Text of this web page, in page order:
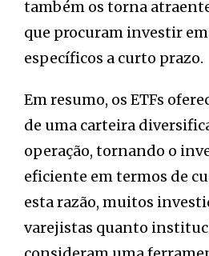
também os torna
que procuram investir
específicos a curto prazo.
Em resumo, os ETFs
de uma carteira
operação, tornando o
eficiente em termos de
esta razão, muitos
varejistas quanto